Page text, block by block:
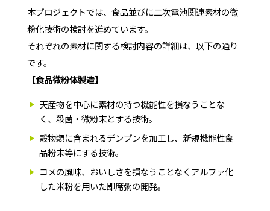
本プロジェクトでは、食品並びに二次電池関連素材の微
粉化技術の検討を進めています。
それぞれの素材に関する検討内容の詳細は、以下の通り
です。
【食品微粉体製造】
天産物を中心に素材の持つ機能性を損なうことな
く、殺菌・微粉末とする技術。
穀物類に含まれるデンプンを加工し、新規機能性食
品粉末等にする技術。
コメの風味、おいしさを損なうことなくアルファ化
した米粉を用いた即席粥の開発。